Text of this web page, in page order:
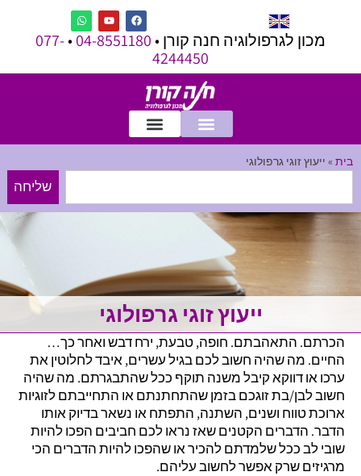
מכון לגרפולוגיה חנה קורן •04-8551180
•
077-
4244450
בית » ייעוץ זוגי גרפולוגי
שליחה
ייעוץ זוגי גרפולוגי
הכרתם. התאהבתם. חופה, טבעת, ירח דבש ואחר כך…
החיים. מה שהיה חשוב לכם בגיל עשרים, איבד לחלוטין את
ערכו או דווקא קיבל משנה תוקף ככל שהתבגרתם. מה שהיה
חשוב לבן/בת זוגכם בזמן שהתחתנתם או התחייבתם לזוגיות
ארוכת טווח ושנים, השתנה, התפתח או נשאר בדיוק אותו
הדבר. הדברים הקטנים שאז נראו לכם חביבים הפכו להיות
שובי לב ככל שלמדתם להכיר או שהפכו להיות הדברים הכי
מרגיזים שרק אפשר לחשוב עליהם.